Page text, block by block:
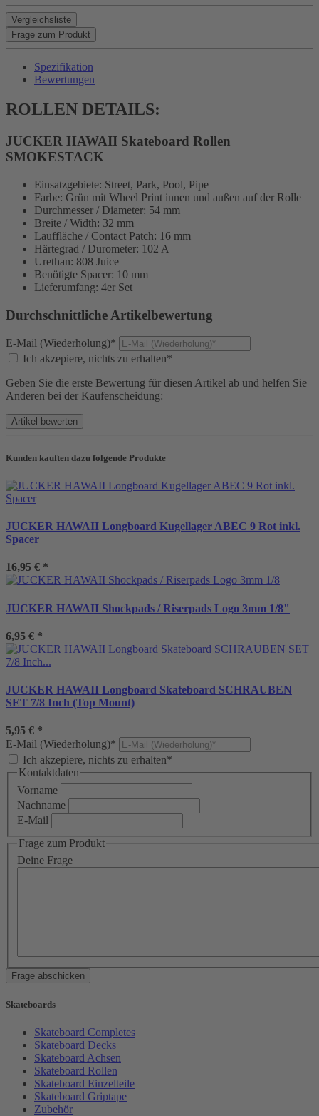
Vergleichsliste
Frage zum Produkt
Spezifikation
Bewertungen
ROLLEN DETAILS:
JUCKER HAWAII Skateboard Rollen
SMOKESTACK
Einsatzgebiete: Street, Park, Pool, Pipe
Farbe: Grün mit Wheel Print innen und außen auf der Rolle
Durchmesser / Diameter: 54 mm
Breite / Width: 32 mm
Lauffläche / Contact Patch: 16 mm
Härtegrad / Durometer: 102 A
Urethan: 808 Juice
Benötigte Spacer: 10 mm
Lieferumfang: 4er Set
Durchschnittliche Artikelbewertung
E-Mail (Wiederholung)*
Ich akzepiere, nichts zu erhalten*
Geben Sie die erste Bewertung für diesen Artikel ab und helfen Sie
Anderen bei der Kaufenscheidung:
Kunden kauften dazu folgende Produkte
JUCKER HAWAII Longboard Kugellager ABEC 9 Rot inkl.
Spacer
16,95 € *
JUCKER HAWAII Shockpads / Riserpads Logo 3mm 1/8"
6,95 € *
JUCKER HAWAII Longboard Skateboard SCHRAUBEN
SET 7/8 Inch (Top Mount)
5,95 € *
E-Mail (Wiederholung)*
Ich akzepiere, nichts zu erhalten*
Kontaktdaten
Vorname
Nachname
E-Mail
Frage zum Produkt
Deine Frage
Frage abschicken
Skateboards
Skateboard Completes
Skateboard Decks
Skateboard Achsen
Skateboard Rollen
Skateboard Einzelteile
Skateboard Griptape
Zubehör